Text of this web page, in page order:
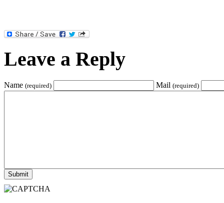
Leave a Reply
Name (required) Mail (required)